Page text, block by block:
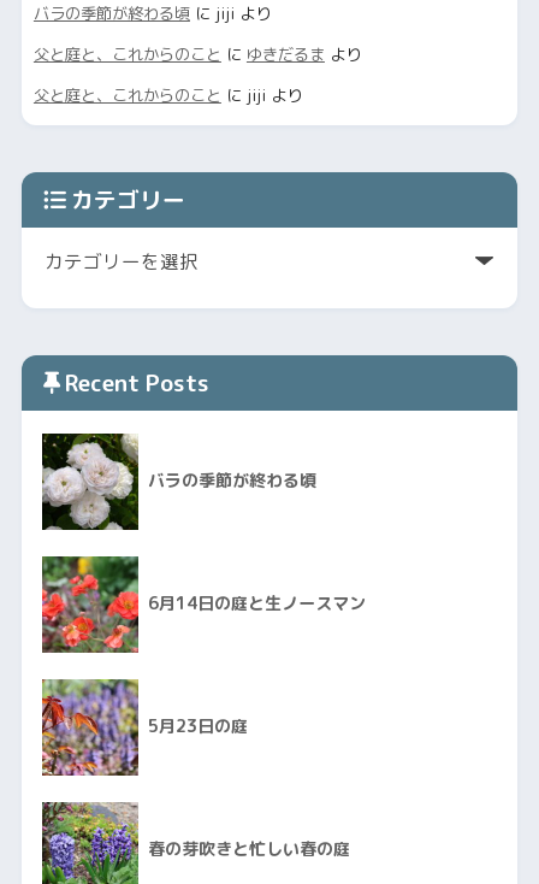
バラの季節が終わる頃に jiji より
父と庭と、これからのこと に ゆきだるま より
父と庭と、これからのこと に jiji より
カテゴリー
Recent Posts
バラの季節が終わる頃
6月14日の庭と生ノースマン
5月23日の庭
春の芽吹きと忙しい春の庭